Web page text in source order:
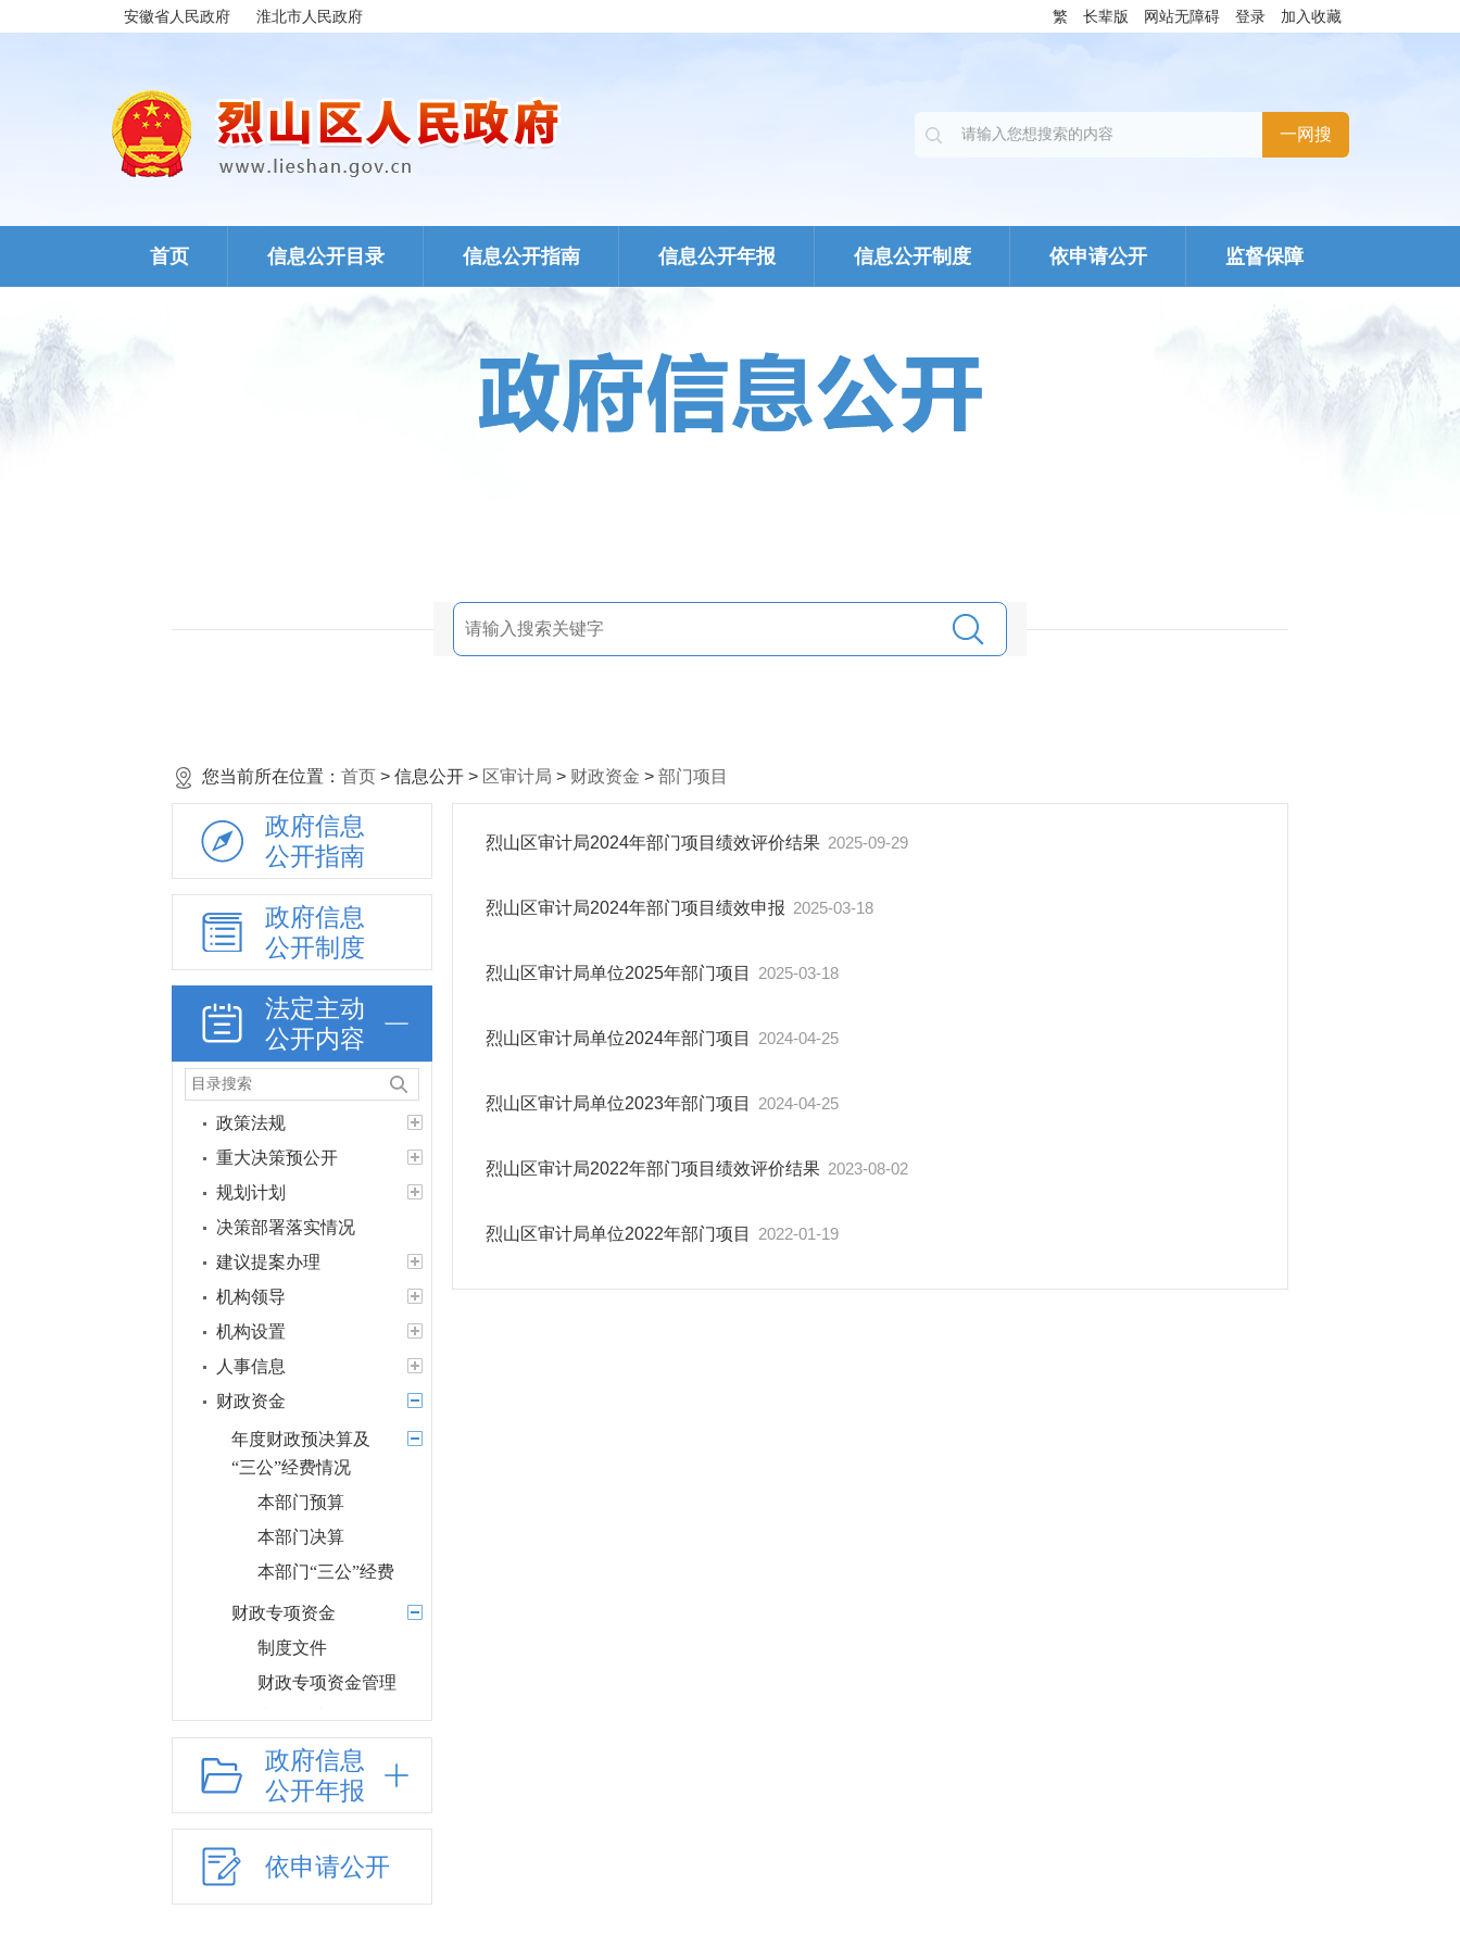
安徽省人民政府 淮北市人民政府 繁 长辈版 网站无障碍 登录 加入收藏
首页 信息公开目录 信息公开指南 信息公开年报 信息公开制度 依申请公开 监督保障
您当前所在位置： 首页 > 信息公开 > 区审计局 > 财政资金 > 部门项目
政府信息
公开指南
政府信息
公开制度
法定主动
公开内容
政策法规
重大决策预公开
规划计划
决策部署落实情况
建议提案办理
机构领导
机构设置
人事信息
财政资金
年度财政预决算及
“三公”经费情况
本部门预算
本部门决算
本部门“三公”经费
财政专项资金
制度文件
财政专项资金管理
和使用情况
部门项目
应急管理
乡村振兴（精准脱贫）
权责清单和动态调
政府信息
公开年报
依申请公开
烈山区审计局2024年部门项目绩效评价结果 2025-09-29
烈山区审计局2024年部门项目绩效申报 2025-03-18
烈山区审计局单位2025年部门项目 2025-03-18
烈山区审计局单位2024年部门项目 2024-04-25
烈山区审计局单位2023年部门项目 2024-04-25
烈山区审计局2022年部门项目绩效评价结果 2023-08-02
烈山区审计局单位2022年部门项目 2022-01-19